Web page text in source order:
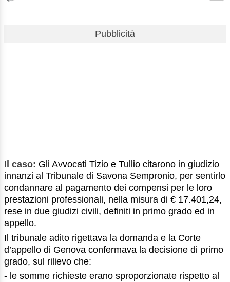
Pubblicità
Il caso: Gli Avvocati Tizio e Tullio citarono in giudizio
innanzi al Tribunale di Savona Sempronio, per sentirlo
condannare al pagamento dei compensi per le loro
prestazioni professionali, nella misura di € 17.401,24,
rese in due giudizi civili, definiti in primo grado ed in
appello.
Il tribunale adito rigettava la domanda e la Corte
d’appello di Genova confermava la decisione di primo
grado, sul rilievo che:
- le somme richieste erano sproporzionate rispetto al